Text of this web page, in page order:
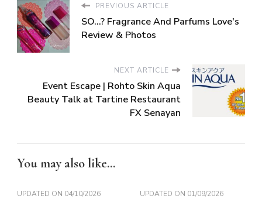
PREVIOUS ARTICLE
SO...? Fragrance And Parfums Love's
Review & Photos
NEXT ARTICLE
Event Escape | Rohto Skin Aqua
Beauty Talk at Tartine Restaurant
FX Senayan
You may also like...
UPDATED ON 04/10/2026 UPDATED ON 01/09/2026